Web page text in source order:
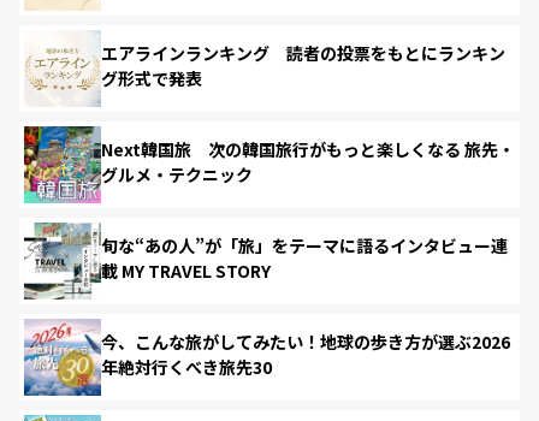
エアラインランキング 読者の投票をもとにランキン
グ形式で発表
Next韓国旅 次の韓国旅行がもっと楽しくなる 旅先・
グルメ・テクニック
旬な“あの人”が「旅」をテーマに語るインタビュー連
載 MY TRAVEL STORY
今、こんな旅がしてみたい！地球の歩き方が選ぶ2026
年絶対行くべき旅先30